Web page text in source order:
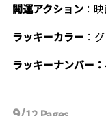
開運アクション：
ラッキーカラー ：
ラッキーナンバー：